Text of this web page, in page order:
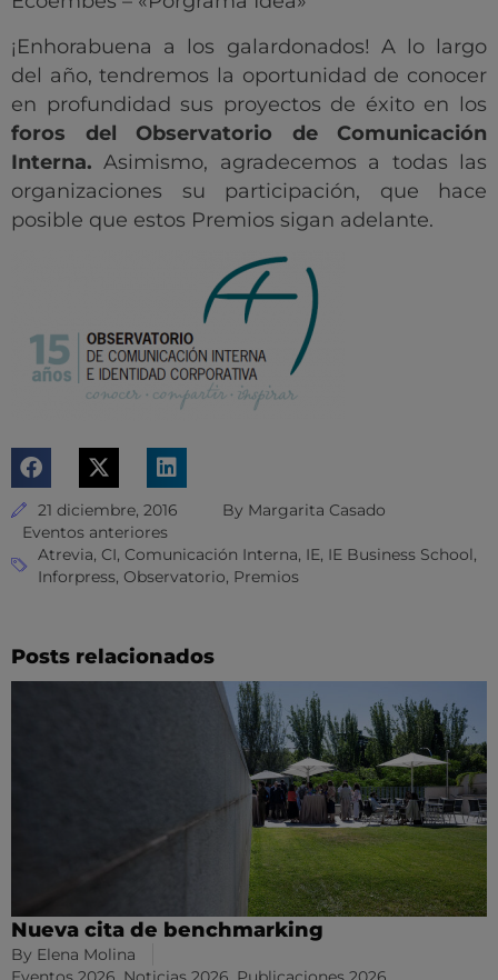
¡Enhorabuena a los galardonados! A lo largo
del año, tendremos la oportunidad de conocer
en profundidad sus proyectos de éxito en los
foros del Observatorio de Comunicación
Interna. Asimismo, agradecemos a todas las
organizaciones su participación, que hace
posible que estos Premios sigan adelante.
21 diciembre, 2016 By Margarita Casado
Eventos anteriores
Atrevia, CI, Comunicación Interna, IE, IE Business School,
Inforpress, Observatorio, Premios
Posts relacionados
Nueva cita de benchmarking
By Elena Molina